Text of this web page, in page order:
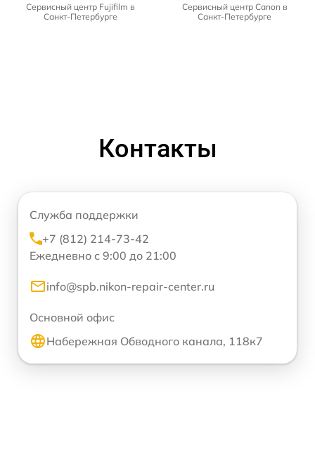
Сервисный центр Fujifilm в
Санкт-Петербурге
Сервисный центр Canon в
Санкт-Петербурге
Контакты
Служба поддержки
+7 (812) 214-73-42
Ежедневно с 9:00 до 21:00
info@spb.nikon-repair-center.ru
Основной офис
Набережная Обводного канала, 118к7